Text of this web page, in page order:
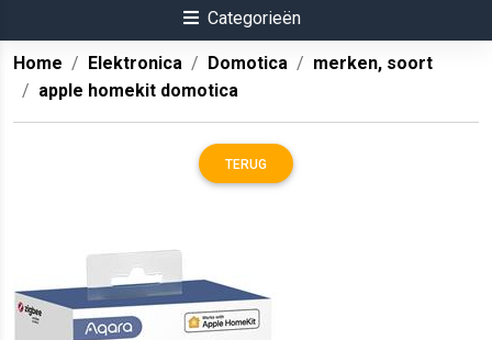
Categorieën
Home Elektronica Domotica
merken, soort
apple homekit domotica
TERUG